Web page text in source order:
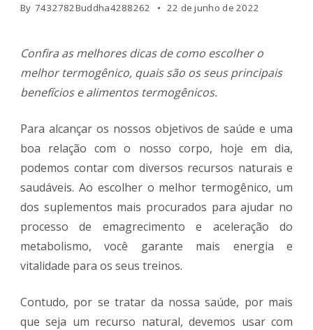
By 7432782Buddha4288262 22 de junho de 2022
Confira as melhores dicas de como escolher o
melhor termogênico, quais são os seus principais
benefícios e alimentos termogênicos.
Para alcançar os nossos objetivos de saúde e uma
boa relação com o nosso corpo, hoje em dia,
podemos contar com diversos recursos naturais e
saudáveis. Ao escolher o melhor termogênico, um
dos suplementos mais procurados para ajudar no
processo de emagrecimento e aceleração do
metabolismo, você garante mais energia e
vitalidade para os seus treinos.
Contudo, por se tratar da nossa saúde, por mais
que seja um recurso natural, devemos usar com